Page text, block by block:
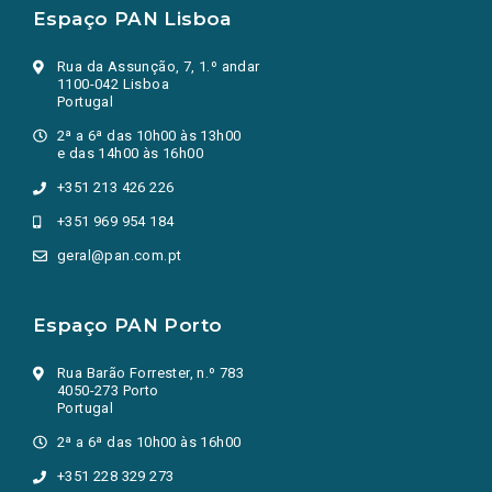
Espaço PAN Lisboa
Rua da Assunção, 7, 1.º andar
1100-042 Lisboa
Portugal
2ª a 6ª das 10h00 às 13h00
e das 14h00 às 16h00
+351 213 426 226
+351 969 954 184
geral@pan.com.pt
Espaço PAN Porto
Rua Barão Forrester, n.º 783
4050-273 Porto
Portugal
2ª a 6ª das 10h00 às 16h00
+351 228 329 273